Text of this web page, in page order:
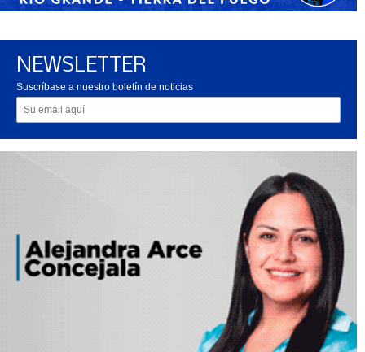
NEWSLETTER
Suscríbase a nuestro boletín de noticias